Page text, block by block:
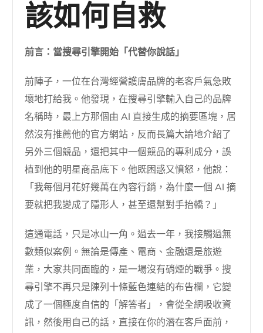
該如何自救
前言：當搜尋引擎開始「代替你說話」
前陣子，一位在台灣經營護膚品牌的老客戶氣急敗
壞地打給我。他發現，在搜尋引擎輸入自己的品牌
名稱時，最上方那個由 AI 直接生成的摘要區塊，居
然沒有推薦他的官方網站，反而長篇大論地介紹了
另外三個競品，還把其中一個競品的專利成分，誤
植到他的明星商品底下。他既困惑又憤怒，他說：
「我每個月花好幾萬在內容行銷，為什麼一個 AI 摘
要就把我變成了隱形人，甚至還幫對手抬轎？」
這通電話，只是冰山一角。過去一年，我接觸過無
數類似案例。無論是傳產、電商、金融還是旅遊
業，大家共同面臨的，是一場沒有硝煙的戰爭。搜
尋引擎不再只是陳列十條藍色連結的布告欄，它變
成了一個極度自信的「解答者」，會從全網吸收資
訊，然後用自己的話，直接在你的潛在客戶面前，